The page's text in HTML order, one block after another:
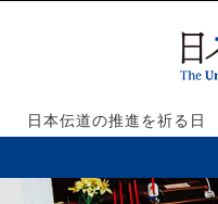
日本伝道の推進を祈る日